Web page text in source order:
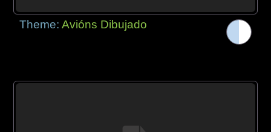
Theme:Avións Dibujado